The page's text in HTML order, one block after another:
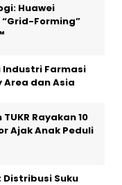
Huawei
“Grid-Forming”
Industri Farmasi
Area dan Asia
Rayakan 10
Ajak Anak Peduli
Distribusi Suku